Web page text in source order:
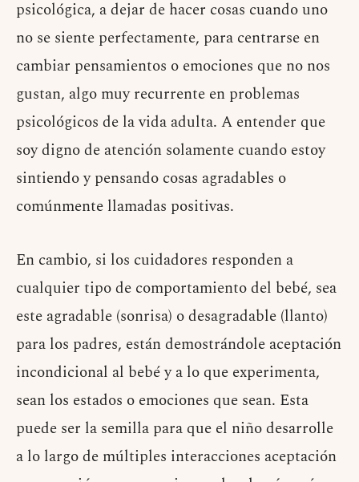
psicológica, a dejar de hacer cosas cuando uno
no se siente perfectamente, para centrarse en
cambiar pensamientos o emociones que no nos
gustan, algo muy recurrente en problemas
psicológicos de la vida adulta. A entender que
soy digno de atención solamente cuando estoy
sintiendo y pensando cosas agradables o
comúnmente llamadas positivas.
En cambio, si los cuidadores responden a
cualquier tipo de comportamiento del bebé, sea
este agradable (sonrisa) o desagradable (llanto)
para los padres, están demostrándole aceptación
incondicional al bebé y a lo que experimenta,
sean los estados o emociones que sean. Esta
puede ser la semilla para que el niño desarrolle
a lo largo de múltiples interacciones aceptación